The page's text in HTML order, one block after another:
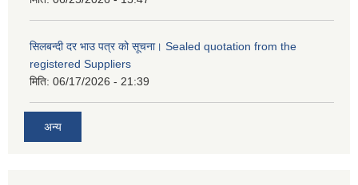
सिलबन्दी दर भाउ पत्र को सूचना। Sealed quotation from the
registered Suppliers
मिति: 06/17/2026 - 21:39
अन्य